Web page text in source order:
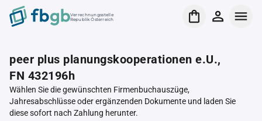
Verrechnungsstelle
Republik Österreich
peer plus planungskooperationen e.U.,
FN 432196h
Wählen Sie die gewünschten Firmenbuchauszüge,
Jahresabschlüsse oder ergänzenden Dokumente und laden Sie
diese sofort nach Zahlung herunter.